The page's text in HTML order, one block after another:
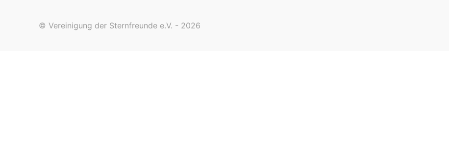
© Vereinigung der Sternfreunde e.V. - 2026